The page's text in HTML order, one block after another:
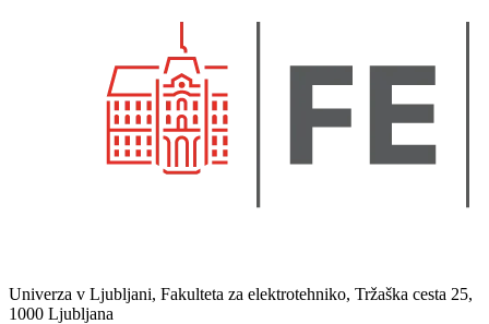
Univerza v Ljubljani, Fakulteta za elektrotehniko, Tržaška cesta 25,
1000 Ljubljana